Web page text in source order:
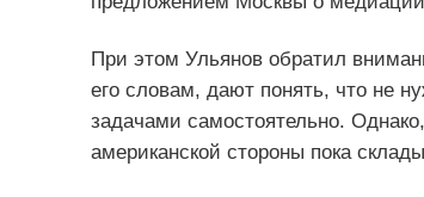
При этом Ульянов обратил
его словам, дают понять, что не
задачами самостоятельно.
американской стороны пока